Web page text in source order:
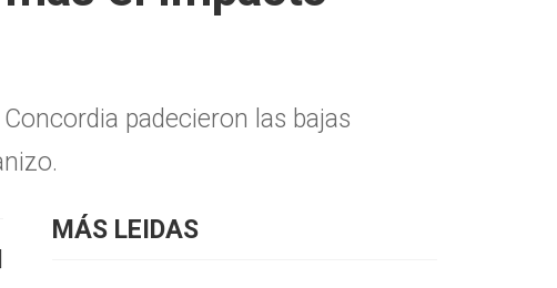
padecieron las bajas
MÁS LEIDAS